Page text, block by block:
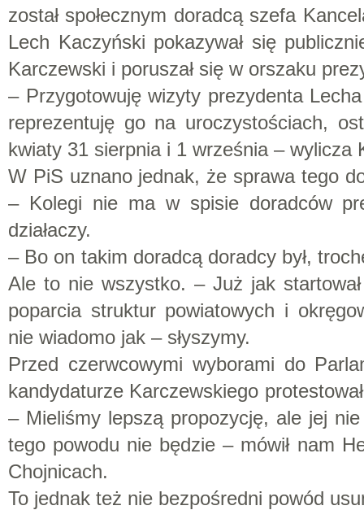
został społecznym doradcą szefa
Lech Kaczyński pokazywał się
Karczewski i poruszał się w orszaku
– Przygotowuję wizyty prezydenta
reprezentuję go na uroczystościach,
kwiaty 31 sierpnia i 1 września – wylicza
W PiS uznano jednak, że sprawa tego
– Kolegi nie ma w spisie doradców
działaczy.
– Bo on takim doradcą doradcy był,
Ale to nie wszystko. – Już jak
poparcia struktur powiatowych i
nie wiadomo jak – słyszymy.
Przed czerwcowymi wyborami do
kandydaturze Karczewskiego
– Mieliśmy lepszą propozycję, ale jej nie
tego powodu nie będzie – mówił nam
Chojnicach.
To jednak też nie bezpośredni powód